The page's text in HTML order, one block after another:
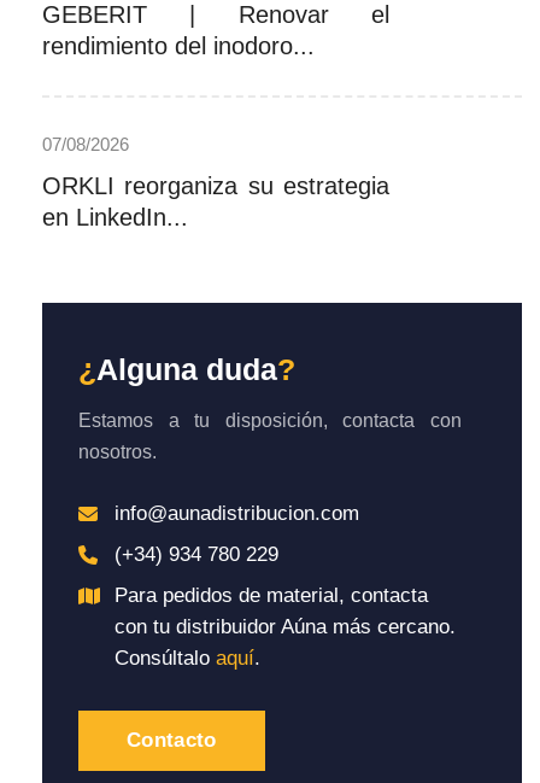
GEBERIT | Renovar el
rendimiento del inodoro...
07/08/2026
ORKLI reorganiza su estrategia
en LinkedIn...
¿ Alguna duda?
Estamos a tu disposición, contacta con
nosotros.
info@aunadistribucion.com
(+34) 934 780 229
Para pedidos de material, contacta
con tu distribuidor Aúna más cercano.
Consúltalo aquí.
Contacto